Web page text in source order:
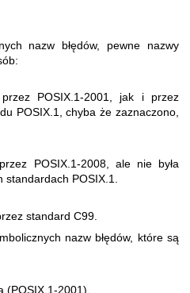
nazw błędów, pewne nazwy
POSIX.1-2001, jak i przez
POSIX.1, chyba że zaznaczono,
POSIX.1-2008, ale nie była
standardach POSIX.1.
standard C99.
nazw błędów, które są
(POSIX.1-2001).